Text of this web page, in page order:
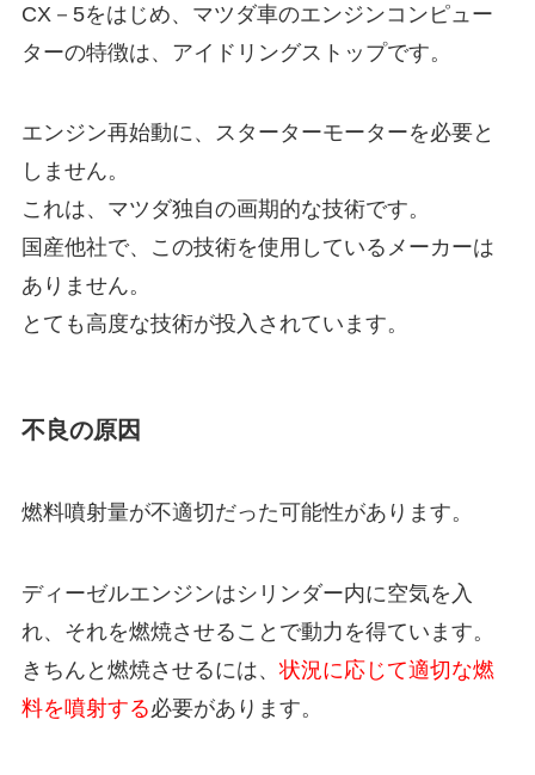
CX－5をはじめ、マツダ車のエンジンコンピュー
ターの特徴は、アイドリングストップです。
エンジン再始動に、スターターモーターを必要と
しません。
これは、マツダ独自の画期的な技術です。
国産他社で、この技術を使用しているメーカーは
ありません。
とても高度な技術が投入されています。
不良の原因
燃料噴射量が不適切だった可能性があります。
ディーゼルエンジンはシリンダー内に空気を入
れ、それを燃焼させることで動力を得ています。
きちんと燃焼させるには、状況に応じて適切な燃
料を噴射する必要があります。